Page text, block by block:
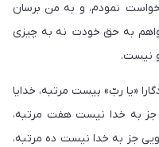
نمودم، و به من برسان
به حق خودت نه به چيزى
نيست.
«يا ربّ» بيست مرتبه، خدايا
جز به خدا نيست هفت مرتبه،
جز به خدا نيست ده مرتبه،